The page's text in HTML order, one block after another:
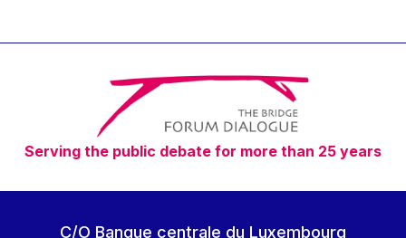
Timothy Radcliffe
Vaclav Klaus
Vassilios Skouris
Vítor Manuel da Silva Caldeira
Viviane Reding
Walter Hagg
Serving the public debate for more than 25 years
C/O Banque centrale du Luxembourg